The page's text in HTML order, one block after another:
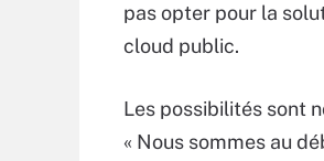
pas opter pour la
cloud public.
Les possibilités sont
« Nous sommes au